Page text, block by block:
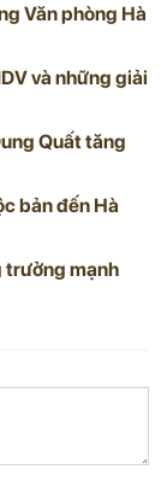
Văn phòng Hà
và những giải
Quất tăng
bản đến Hà
trưởng mạnh